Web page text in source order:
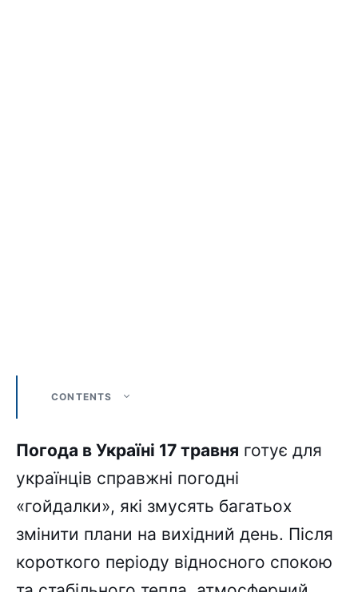
CONTENTS
Погода в Україні 17 травня готує для
українців справжні погодні
«гойдалки», які змусять багатьох
змінити плани на вихідний день. Після
короткого періоду відносного спокою